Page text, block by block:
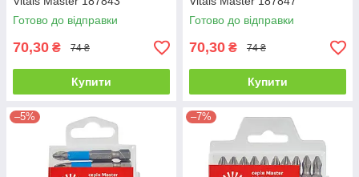
Готово до відправки
70,30 ₴ 74 ₴
Купити
Готово до відправки
70,30 ₴ 74 ₴
Купити
–5% –7%